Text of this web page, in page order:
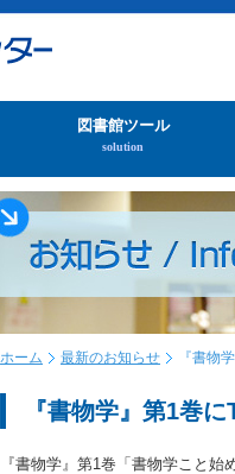
図書館ツール
solution
ホーム 最新のお知らせ 『書物
『書物学』第1巻
『書物学』第1巻「書物学こと